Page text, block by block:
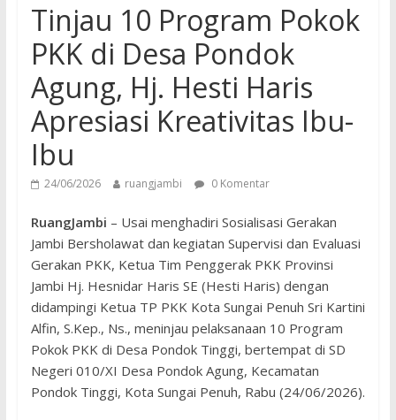
Tinjau 10 Program Pokok
PKK di Desa Pondok
Agung, Hj. Hesti Haris
Apresiasi Kreativitas Ibu-
Ibu
24/06/2026 ruangjambi 0 Komentar
RuangJambi – Usai menghadiri Sosialisasi Gerakan
Jambi Bersholawat dan kegiatan Supervisi dan Evaluasi
Gerakan PKK, Ketua Tim Penggerak PKK Provinsi
Jambi Hj. Hesnidar Haris SE (Hesti Haris) dengan
didampingi Ketua TP PKK Kota Sungai Penuh Sri Kartini
Alfin, S.Kep., Ns., meninjau pelaksanaan 10 Program
Pokok PKK di Desa Pondok Tinggi, bertempat di SD
Negeri 010/XI Desa Pondok Agung, Kecamatan
Pondok Tinggi, Kota Sungai Penuh, Rabu (24/06/2026).